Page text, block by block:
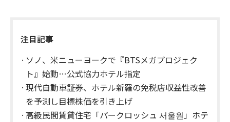
注目記事
ソノ、米ニューヨークで『BTSメガプロジェク
ト』始動…公式協力ホテル指定
現代自動車証券、ホテル新羅の免税店収益性改善
を予測し目標株価を引き上げ
高級民間賃貸住宅「パークロッシュ 서울원」ホテ